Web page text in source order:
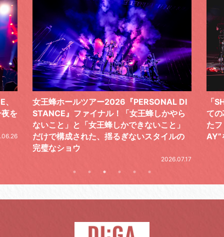
ら
の
「SHISHAMOでした!!!」ロックバンドとし
ての芯を貫き通し、笑顔と感謝で泳ぎ切っ
たファイナルライブ、DAY2“GOODBYE D
AY”をレポート
気
レ